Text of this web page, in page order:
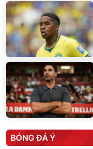
BÓNG ĐÁ Ý